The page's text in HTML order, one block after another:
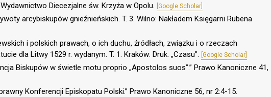
Diecezjalne św. Krzyża w Opolu. [Google Scholar]
arcybiskupów gnieźnieńskich. T. 3. Wilno: Nakładem Księgarni Rubena
i polskich prawach, o ich duchu, źródłach, związku i o rzeczach
dla Litwy 1529 r. wydanym. T. 1. Kraków: Druk. „Czasu”. [Google Scholar]
Biskupów w świetle motu proprio „Apostolos suos”.” Prawo Kanoniczne 41,
Konferencji Episkopatu Polski.” Prawo Kanoniczne 56, nr 2:4-15.